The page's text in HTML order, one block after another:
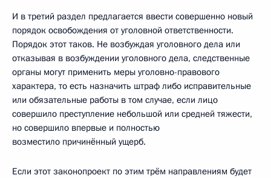
И в третий раздел предлагается ввести совершенно новый
порядок освобождения от уголовной ответственности.
Порядок этот таков. Не возбуждая уголовного дела или
отказывая в возбуждении уголовного дела, следственные
органы могут применить меры уголовно-правового
характера, то есть назначить штраф либо исправительные
или обязательные работы в том случае, если лицо
совершило преступление небольшой или средней тяжести,
но совершило впервые и полностью
возместило причинённый ущерб.
Если этот законопроект по этим трём направлениям будет